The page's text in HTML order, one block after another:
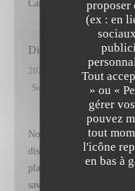
proposer
(ex : en
Tout
» ou «
gérer
pouvez
tout
l'icône
en bas à
Camille, Frédéric et toute
Didier
2026-07-11
- 19:45 -
Service
Ambiance : 4
Nous avons apprécié le
discrète et efficace du
plats, l'esthétique des
saveurs ex : Veau /